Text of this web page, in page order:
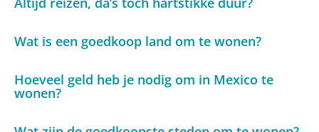
Wat is een goedkoop land om te wonen?
Hoeveel geld heb je nodig om in Mexico te
wonen?